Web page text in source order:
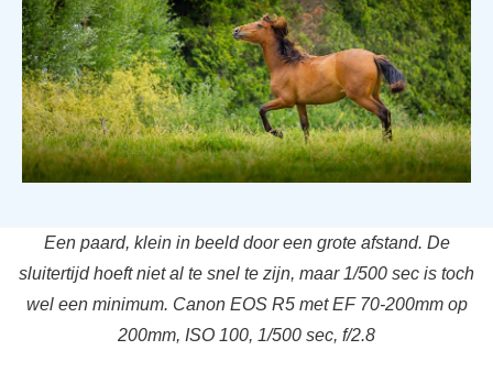
Een paard, klein in beeld door een grote afstand. De
sluitertijd hoeft niet al te snel te zijn, maar 1/500 sec is toch
wel een minimum. Canon EOS R5 met EF 70-200mm op
200mm, ISO 100, 1/500 sec, f/2.8